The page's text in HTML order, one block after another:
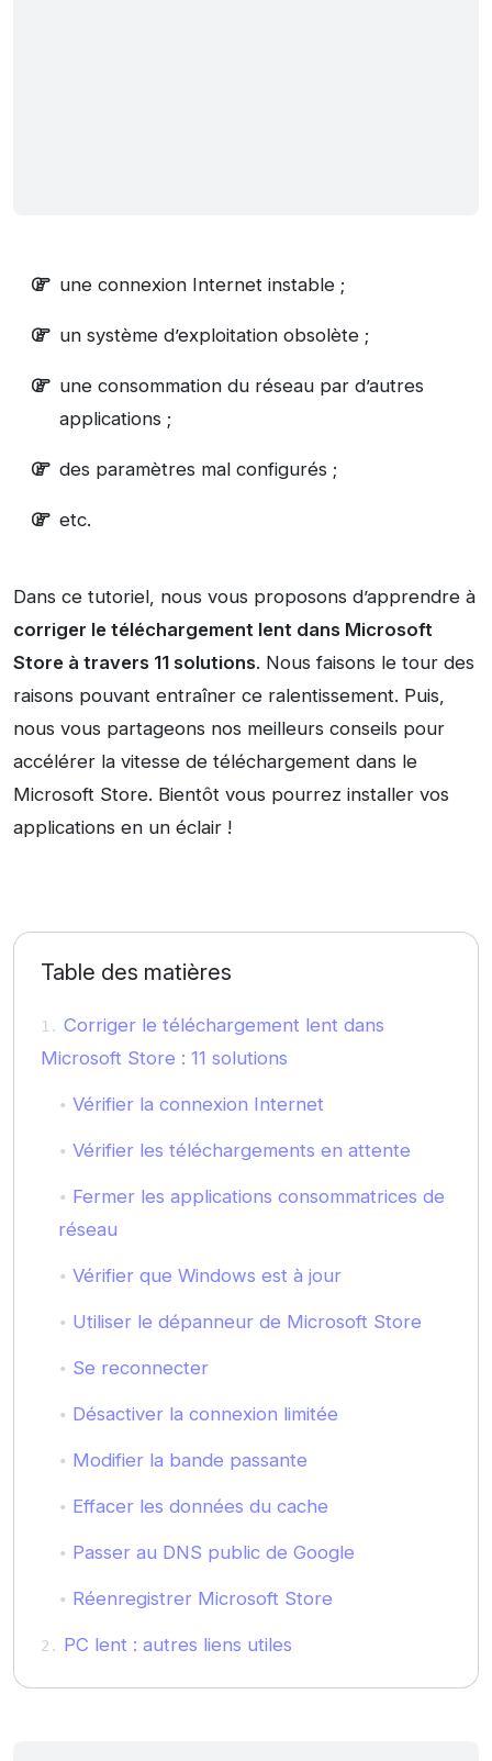
une connexion Internet instable ;
un système d’exploitation obsolète ;
une consommation du réseau par d’autres
applications ;
des paramètres mal configurés ;
etc.
Dans ce tutoriel, nous vous proposons d’apprendre à
corriger le téléchargement lent dans Microsoft
Store à travers 11 solutions. Nous faisons le tour des
raisons pouvant entraîner ce ralentissement. Puis,
nous vous partageons nos meilleurs conseils pour
accélérer la vitesse de téléchargement dans le
Microsoft Store. Bientôt vous pourrez installer vos
applications en un éclair !
Table des matières
Corriger le téléchargement lent dans
Microsoft Store : 11 solutions
Vérifier la connexion Internet
Vérifier les téléchargements en attente
Fermer les applications consommatrices de
réseau
Vérifier que Windows est à jour
Utiliser le dépanneur de Microsoft Store
Se reconnecter
Désactiver la connexion limitée
Modifier la bande passante
Effacer les données du cache
Passer au DNS public de Google
Réenregistrer Microsoft Store
PC lent : autres liens utiles